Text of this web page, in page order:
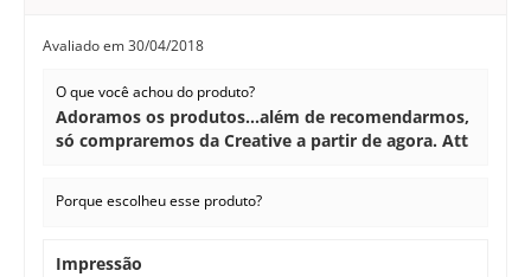
Avaliado em30/04/2018
O que você achou do produto?
Adoramos os produtos...além de recomendarmos,
só compraremos da Creative a partir de agora. Att
Porque escolheu esse produto?
Impressão